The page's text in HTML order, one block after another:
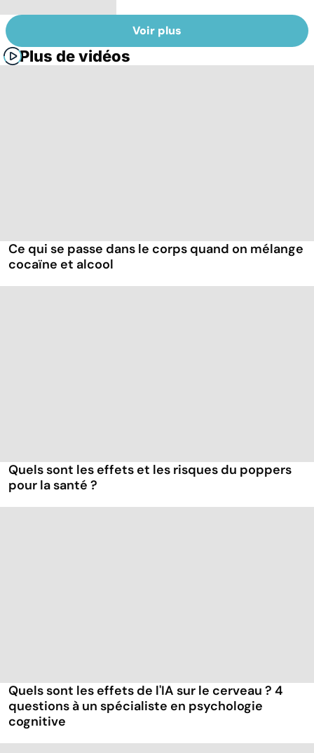
Voir plus
Plus de vidéos
Ce qui se passe dans le corps quand on mélange
cocaïne et alcool
Quels sont les effets et les risques du poppers
pour la santé ?
Quels sont les effets de l'IA sur le cerveau ? 4
questions à un spécialiste en psychologie
cognitive